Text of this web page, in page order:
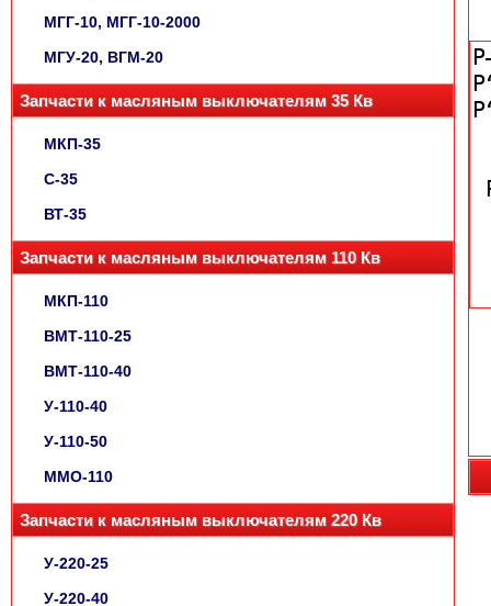
МГГ-10, МГГ-10-2000
МГУ-20, ВГМ-20
Запчасти к масляным выключателям 35 Кв
МКП-35
С-35
ВТ-35
Запчасти к масляным выключателям 110 Кв
МКП-110
ВМТ-110-25
ВМТ-110-40
У-110-40
У-110-50
ММО-110
Запчасти к масляным выключателям 220 Кв
У-220-25
У-220-40